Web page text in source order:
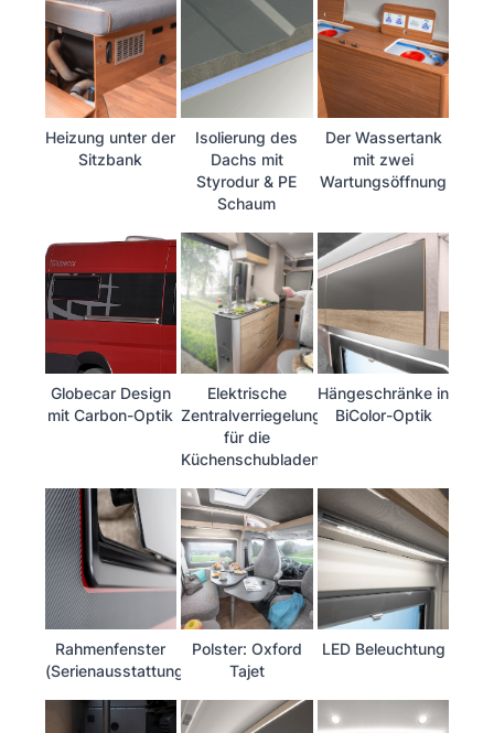
Heizung unter der
Sitzbank
Isolierung des
Dachs mit
Styrodur & PE
Schaum
Der Wassertank
mit zwei
Wartungsöffnung
Globecar Design
mit Carbon-Optik
Elektrische
Zentralverriegelung
für die
Küchenschubladen
Hängeschränke in
BiColor-Optik
Rahmenfenster
(Serienausstattung)
Polster: Oxford
Tajet
LED Beleuchtung